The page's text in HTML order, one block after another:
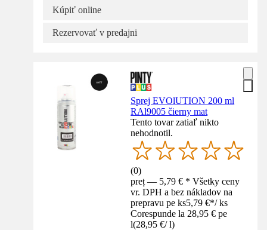
Kúpiť online
Rezervovať v predajni
Sprej EVOlUTION 200 ml
RAl9005 čierny mat
Tento tovar zatiaľ nikto
nehodnotil.
(0)
preț — 5,79 € * Všetky ceny
vr. DPH a bez nákladov na
prepravu pe ks5,79 €*/ ks
Corespunde la 28,95 € pe
l(28,95 €/ l)